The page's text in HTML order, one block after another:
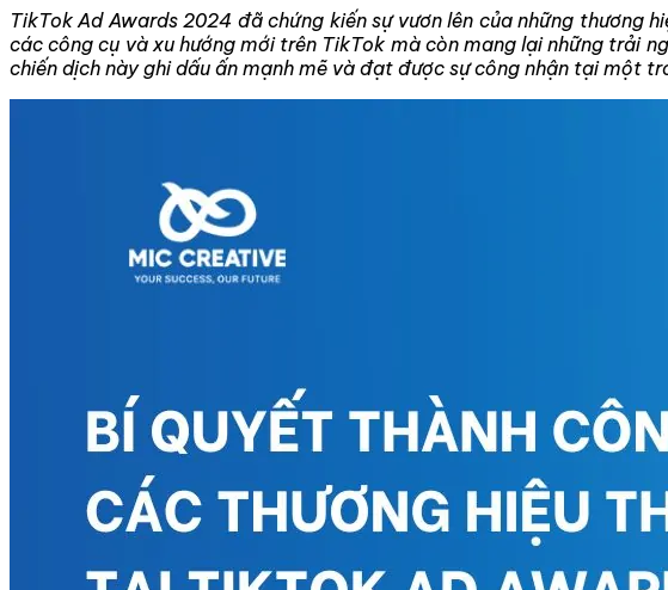
TikTok Ad Awards 2024 đã chứng kiến sự vươn lên của những thương
các công cụ và xu hướng mới trên TikTok mà còn mang lại những trải
chiến dịch này ghi dấu ấn mạnh mẽ và đạt được sự công nhận tại một